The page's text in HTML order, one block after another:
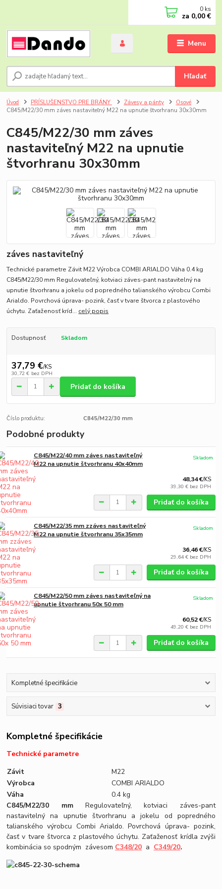
Menu
Hľadať
0 ks
za 0,00 €
Úvod PRÍSLUŠENSTVO PRE BRÁNY Závesy a pánty
Osové
C845/M22/30 mm záves nastaviteľný M22 na upnutie štvorhranu 30x30mm
C845/M22/30 mm záves
nastaviteľný M22 na upnutie
štvorhranu 30x30mm
záves nastaviteľný
Technické parametre Závit M22 Výrobca COMBI ARIALDO Váha 0.4 kg
C845/M22/30 mm Regulovateľný, kotviaci záves-pant nastavitelný na
upnutie štvorhranu a jokelu od popredného talianského výrobcu Combi
Arialdo. Povrchová úprava- pozink, časť v tvare štvorca z plastového
úchytu. Zaťaženosť kríd... celý popis
Dostupnosť Skladom
37,79 €/KS
30,72 € bez DPH
Pridať do košíka
Číslo produktu: C845/M22/30 mm
Podobné produkty
C845/M22/40 mm záves nastaviteľný
M22 na upnutie štvorhranu 40x40mm
48,34 €/KS
39,30 € bez DPH
Skladom
Pridať do košíka
C845/M22/35 mm zzáves nastaviteľný
M22 na upnutie štvorhranu 35x35mm
36,46 €/KS
29,64 € bez DPH
Skladom
Pridať do košíka
C845/M22/50 mm záves nastaviteľný na
upnutie štvorhranu 50x 50 mm
60,52 €/KS
49,20 € bez DPH
Skladom
Pridať do košíka
Kompletné špecifikácie
Súvisiaci tovar 3
Kompletné špecifikácie
Technické parametre
Závit
M22
Výrobca
COMBI ARIALDO
Váha
0.4 kg
C845/M22/30 mmRegulovateľný, kotviaci záves-pant
nastavitelný na upnutie štvorhranu a jokelu od popredného
talianského výrobcu Combi Arialdo. Povrchová úprava- pozink,
časť v tvare štvorca z plastového úchytu. Zaťaženosť krídla zvýši
kombinácia so spodným závesom C348/20 a C349/20.